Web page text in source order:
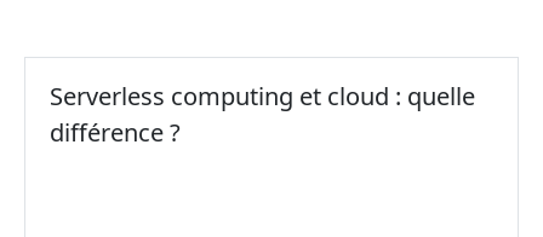
Serverless computing et cloud : quelle
différence ?